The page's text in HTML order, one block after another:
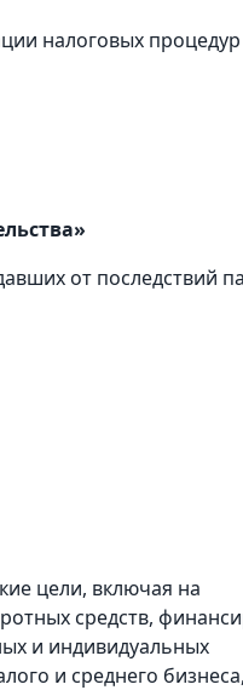
налоговых процедур
от последствий
цели, включая на
средств,
и индивидуальных
и среднего